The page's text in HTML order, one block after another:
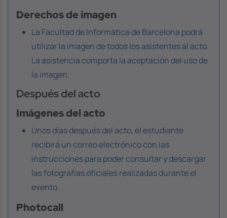
Derechos de imagen
La Facultad de Informática de Barcelona podrá
utilizar la imagen de todos los asistentes al acto.
La asistencia comporta la aceptación del uso de
la imagen.
Después del acto
Imágenes del acto
Unos días después del acto, el estudiante
recibirá un correo electrónico con las
instrucciones para poder consultar y descargar
las fotografías oficiales realizadas durante el
evento.
Photocall